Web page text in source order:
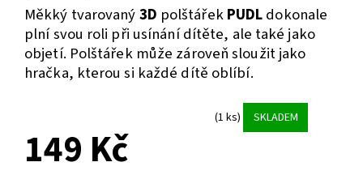
Měkký tvarovaný3D polštářekPUDLdokonale
plní svou roli při usínání dítěte, ale také jako
objetí. Polštářek může zároveň sloužit jako
hračka, kterou si každé dítě oblíbí.
(1 ks) SKLADEM
149 Kč